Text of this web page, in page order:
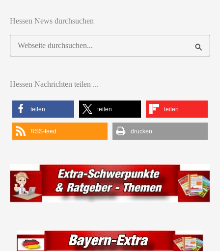
Hessen News durchsuchen
Suchen
nach:
Hessen Nachrichten teilen ...
teilen teilen teilen
RSS-feed drucken